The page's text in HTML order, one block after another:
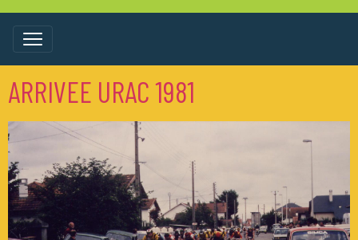
ARRIVEE URAC 1981